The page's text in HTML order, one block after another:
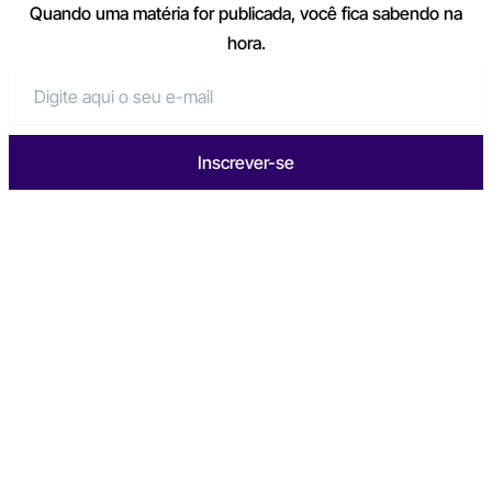
Quando uma matéria for publicada, você fica sabendo na
hora.
Inscrever-se